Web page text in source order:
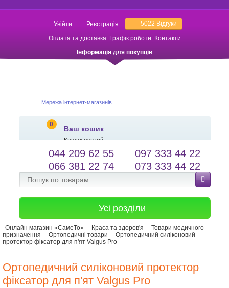
Увійти : Реєстрація 5022 Відгуки
Оплата та доставка Графік роботи
Контакти
Інформація для покупців
Мережа інтернет-магазинів
0
Ваш кошик
Кошик пустий
salessameto@gmail.com
Зворотній зв'язок
Мова сайту
044 209 62 55
097 333 44 22
066 381 22 74
073 333 44 22
Усі розділи
Онлайн магазин «СамеТо» Краса та здоров'я
Товари медичного
призначення
Ортопедичні товари
Ортопедичний силіконовий
протектор фіксатор для п'ят Valgus Pro
Ортопедичний силіконовий протектор
фіксатор для п'ят Valgus Pro